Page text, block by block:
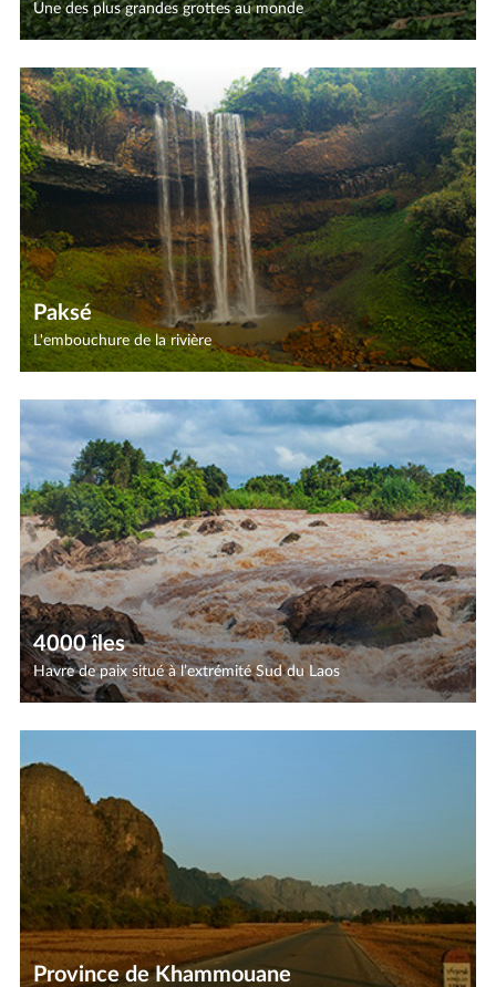
Une des plus grandes grottes au monde
Paksé
L'embouchure de la rivière
4000 îles
Havre de paix situé à l’extrémité Sud du Laos
Province de Khammouane